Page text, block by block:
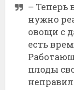
–
нужно
овощи с
есть
плоды